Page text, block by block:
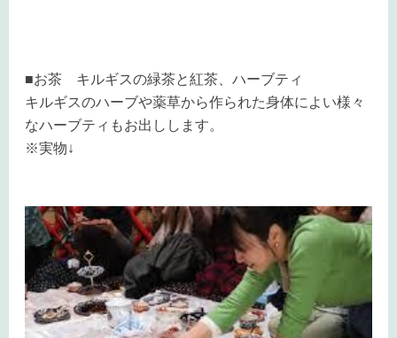
■お茶 キルギスの緑茶と紅茶、ハーブティ
キルギスのハーブや薬草から作られた身体によい様々
なハーブティもお出しします。
※実物↓